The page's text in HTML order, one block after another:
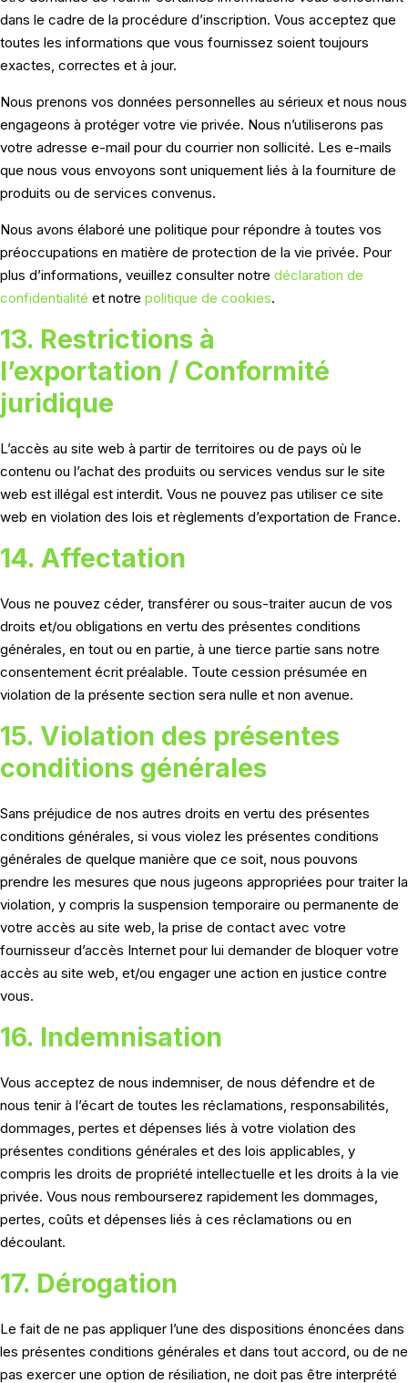
dans le cadre de la procédure d’inscription. Vous acceptez que
toutes les informations que vous fournissez soient toujours
exactes, correctes et à jour.
Nous prenons vos données personnelles au sérieux et nous nous
engageons à protéger votre vie privée. Nous n’utiliserons pas
votre adresse e-mail pour du courrier non sollicité. Les e-mails
que nous vous envoyons sont uniquement liés à la fourniture de
produits ou de services convenus.
Nous avons élaboré une politique pour répondre à toutes vos
préoccupations en matière de protection de la vie privée. Pour
plus d’informations, veuillez consulter notre déclaration de
confidentialité et notre politique de cookies.
13. Restrictions à
l’exportation / Conformité
juridique
L’accès au site web à partir de territoires ou de pays où le
contenu ou l’achat des produits ou services vendus sur le site
web est illégal est interdit. Vous ne pouvez pas utiliser ce site
web en violation des lois et règlements d’exportation de France.
14. Affectation
Vous ne pouvez céder, transférer ou sous-traiter aucun de vos
droits et/ou obligations en vertu des présentes conditions
générales, en tout ou en partie, à une tierce partie sans notre
consentement écrit préalable. Toute cession présumée en
violation de la présente section sera nulle et non avenue.
15. Violation des présentes
conditions générales
Sans préjudice de nos autres droits en vertu des présentes
conditions générales, si vous violez les présentes conditions
générales de quelque manière que ce soit, nous pouvons
prendre les mesures que nous jugeons appropriées pour traiter la
violation, y compris la suspension temporaire ou permanente de
votre accès au site web, la prise de contact avec votre
fournisseur d’accès Internet pour lui demander de bloquer votre
accès au site web, et/ou engager une action en justice contre
vous.
16. Indemnisation
Vous acceptez de nous indemniser, de nous défendre et de
nous tenir à l’écart de toutes les réclamations, responsabilités,
dommages, pertes et dépenses liés à votre violation des
présentes conditions générales et des lois applicables, y
compris les droits de propriété intellectuelle et les droits à la vie
privée. Vous nous rembourserez rapidement les dommages,
pertes, coûts et dépenses liés à ces réclamations ou en
découlant.
17. Dérogation
Le fait de ne pas appliquer l’une des dispositions énoncées dans
les présentes conditions générales et dans tout accord, ou de ne
pas exercer une option de résiliation, ne doit pas être interprété